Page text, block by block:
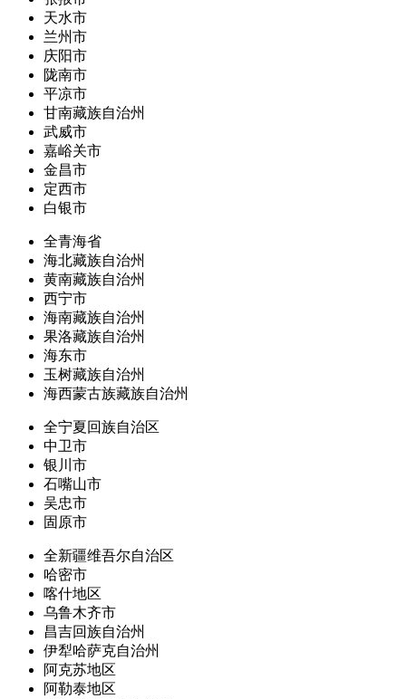
天水市
兰州市
庆阳市
陇南市
平凉市
甘南藏族自治州
武威市
嘉峪关市
金昌市
定西市
白银市
全青海省
海北藏族自治州
黄南藏族自治州
西宁市
海南藏族自治州
果洛藏族自治州
海东市
玉树藏族自治州
海西蒙古族藏族自治州
全宁夏回族自治区
中卫市
银川市
石嘴山市
吴忠市
固原市
全新疆维吾尔自治区
哈密市
喀什地区
乌鲁木齐市
昌吉回族自治州
伊犁哈萨克自治州
阿克苏地区
阿勒泰地区